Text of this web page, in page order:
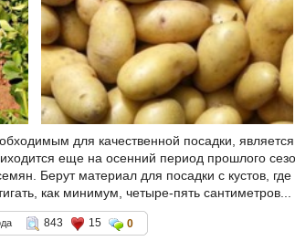
для качественной посадки,
еще на осенний период прошлого
Берут материал для посадки с кустов,
как минимум, четыре-пять сантиметров...
843 15 0